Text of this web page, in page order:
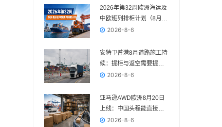
2026年第32周欧洲海运及
中欧班列排柜计划（8月3
日—8月9日）
2026-8-6
安特卫普港8月道路施工持
续：提柜与返空需要提前
核对路线
2026-8-6
亚马逊AWD欧洲8月20日
上线：中国头程能直接送
吗？2026-8-6